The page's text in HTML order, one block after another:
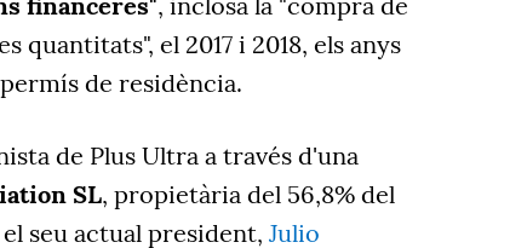
quantitats", el 2017 i 2018, els anys
permís de residència.
de Plus Ultra a través d'una
SL, propietària del 56,8% del
seu actual president, Julio